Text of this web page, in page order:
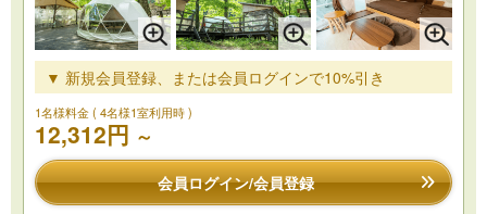
▼ 新規会員登録、または会員ログインで10%引き
1名様料金( 4名様1室利用時 )
12,312円 ～
会員ログイン/会員登録